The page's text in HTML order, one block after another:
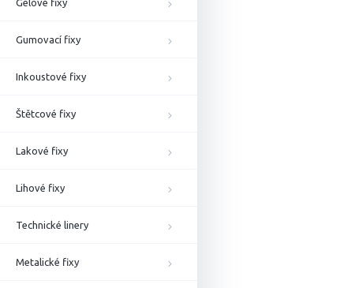
Gelové fixy
Gumovací fixy
Inkoustové fixy
Štětcové fixy
Lakové fixy
Lihové fixy
Technické linery
Metalické fixy